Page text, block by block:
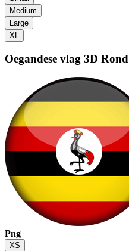
Medium
Large
XL
Oegandese vlag 3D Rond
Png
XS